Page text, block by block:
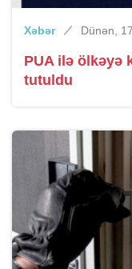
Xəbər Dünən,
PUA ilə ölkəyə
tutuldu